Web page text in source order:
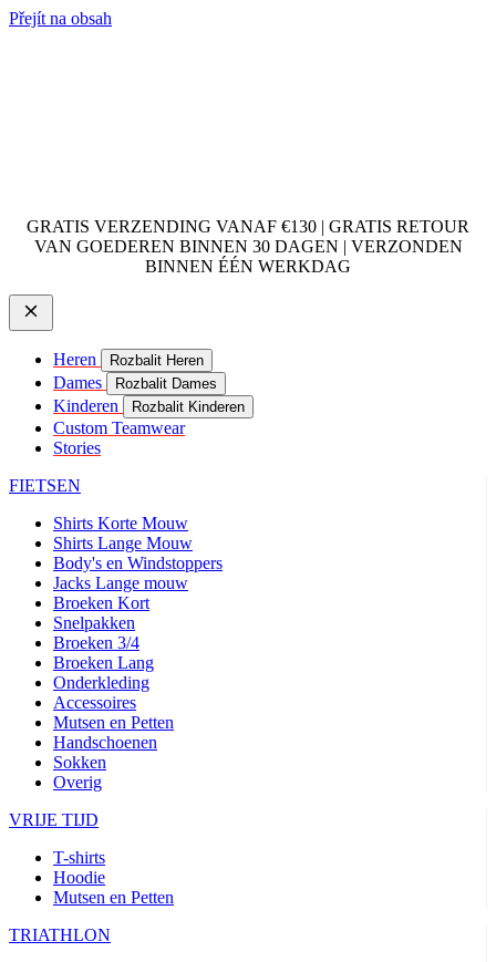
Přejít na obsah
GRATIS VERZENDING VANAF €130 | GRATIS RETOUR
VAN GOEDEREN BINNEN 30 DAGEN | VERZONDEN
BINNEN ÉÉN WERKDAG
Heren Rozbalit Heren
Dames Rozbalit Dames
Kinderen Rozbalit Kinderen
Custom Teamwear
Stories
FIETSEN
Shirts Korte Mouw
Shirts Lange Mouw
Body's en Windstoppers
Jacks Lange mouw
Broeken Kort
Snelpakken
Broeken 3/4
Broeken Lang
Onderkleding
Accessoires
Mutsen en Petten
Handschoenen
Sokken
Overig
VRIJE TIJD
T-shirts
Hoodie
Mutsen en Petten
TRIATHLON